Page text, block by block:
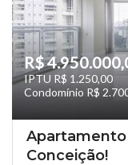
R$
IPTU R$ 1.250,00
Condomínio R$
Apartamento
Conceição!